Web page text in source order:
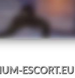
ESCORT.EU